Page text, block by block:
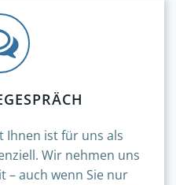
Ihnen ist für uns als
Wir nehmen uns
– auch wenn Sie nur